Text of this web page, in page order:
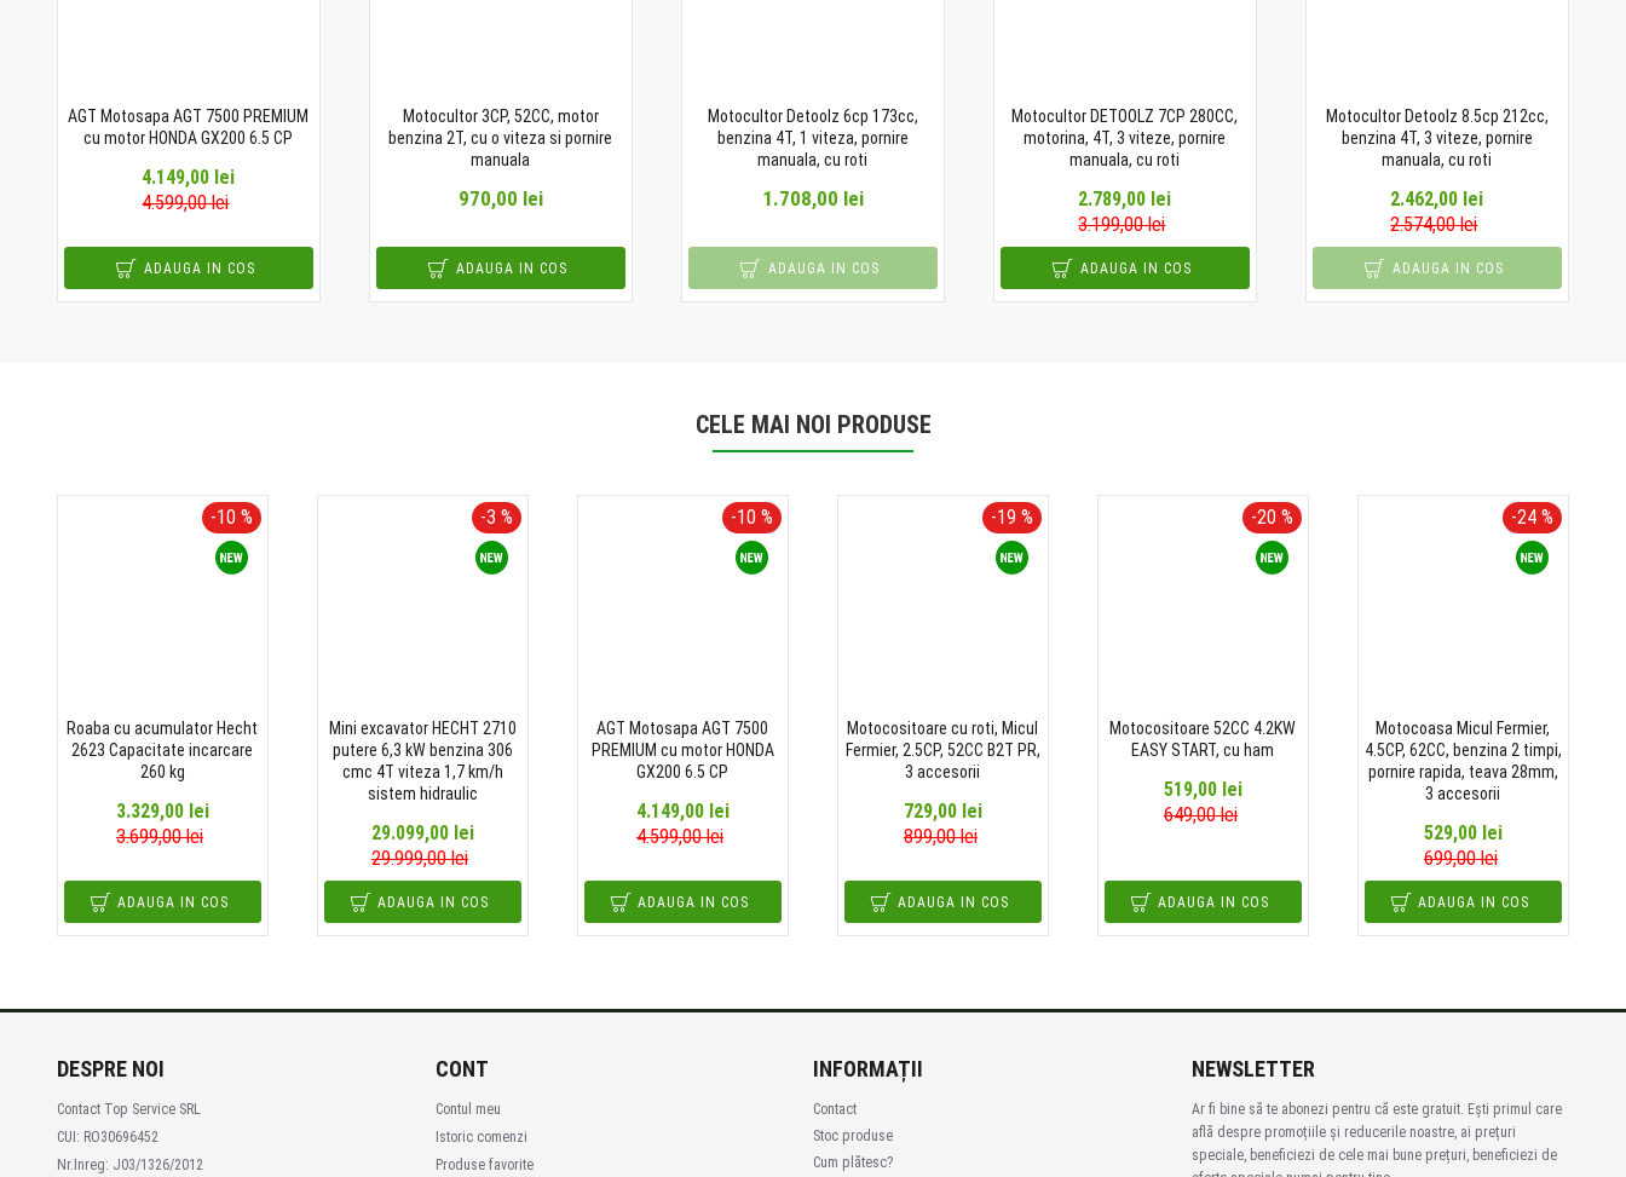
AGT Motosapa AGT 7500 PREMIUM
cu motor HONDA GX200 6.5 CP
4.149,00 lei
4.599,00 lei
ADAUGA IN COS
Motocultor 3CP, 52CC, motor
benzina 2T, cu o viteza si pornire
manuala
970,00 lei
ADAUGA IN COS
Motocultor Detoolz 6cp 173cc,
benzina 4T, 1 viteza, pornire
manuala, cu roti
1.708,00 lei
ADAUGA IN COS
Motocultor DETOOLZ 7CP 280CC,
motorina, 4T, 3 viteze, pornire
manuala, cu roti
2.789,00 lei
3.199,00 lei
ADAUGA IN COS
Motocultor Detoolz 8.5cp 212cc,
benzina 4T, 3 viteze, pornire
manuala, cu roti
2.462,00 lei
2.574,00 lei
ADAUGA IN COS
CELE MAI NOI PRODUSE
-10 %
Roaba cu acumulator Hecht
2623 Capacitate incarcare
260 kg
3.329,00 lei
3.699,00 lei
ADAUGA IN COS
-3 %
Mini excavator HECHT 2710
putere 6,3 kW benzina 306
cmc 4T viteza 1,7 km/h
sistem hidraulic
29.099,00 lei
29.999,00 lei
ADAUGA IN COS
-10 %
AGT Motosapa AGT 7500
PREMIUM cu motor HONDA
GX200 6.5 CP
4.149,00 lei
4.599,00 lei
ADAUGA IN COS
-19 %
Motocositoare cu roti, Micul
Fermier, 2.5CP, 52CC B2T PR,
3 accesorii
729,00 lei
899,00 lei
ADAUGA IN COS
-20 %
Motocositoare 52CC 4.2KW
EASY START, cu ham
519,00 lei
649,00 lei
ADAUGA IN COS
-24 %
Motocoasa Micul Fermier,
4.5CP, 62CC, benzina 2 timpi,
pornire rapida, teava 28mm,
3 accesorii
529,00 lei
699,00 lei
ADAUGA IN COS
DESPRE NOI
Contact Top Service SRL
CUI: RO30696452
Nr.Inreg: J03/1326/2012
CONT
Contul meu
Istoric comenzi
Produse favorite
INFORMAȚII
Contact
Stoc produse
Cum plătesc?
NEWSLETTER
Ar fi bine să te abonezi pentru că este gratuit. Ești primul care
află despre promoțiile și reducerile noastre, ai prețuri
speciale, beneficiezi de cele mai bune prețuri, beneficiezi de